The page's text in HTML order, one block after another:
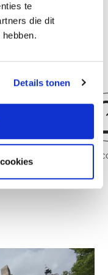
te
die dit
Details tonen
heb je een interne
je rol, ga je werken
vraagstukken.
Senior